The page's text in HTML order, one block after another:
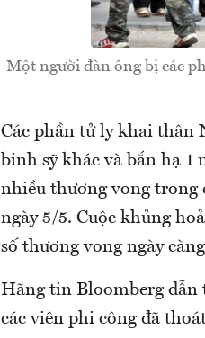
Một người đàn ông bị các
Các phần tử ly khai thân
binh sỹ khác và bắn hạ 1
nhiều thương vong trong
ngày 5/5. Cuộc khủng
số thương vong ngày
Hãng tin Bloomberg dẫn
các viên phi công đã